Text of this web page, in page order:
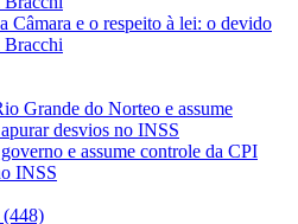
Câmara e o respeito à lei: o devido
Bracchi
e assume controle da CPI
INSS